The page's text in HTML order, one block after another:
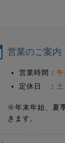
営業のご案内
営業時間：
定休日 ：
※年末年始、夏
きます。